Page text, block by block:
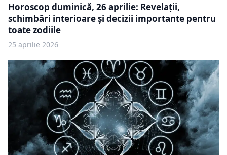
Horoscop duminică, 26 aprilie: Revelații,
schimbări interioare și decizii importante pentru
toate zodiile
25 aprilie 2026